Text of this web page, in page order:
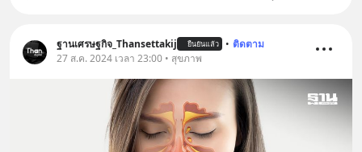
ฐานเศรษฐกิจ_Thansettakij ยืนยันแล้ว • ติดตาม
27 ส.ค. 2024 เวลา 23:00 • สุขภาพ